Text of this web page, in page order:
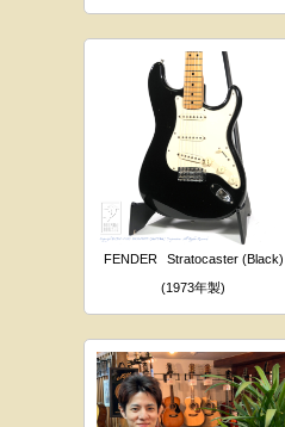
FENDER
Stratocaster (Black)
(1973年製)